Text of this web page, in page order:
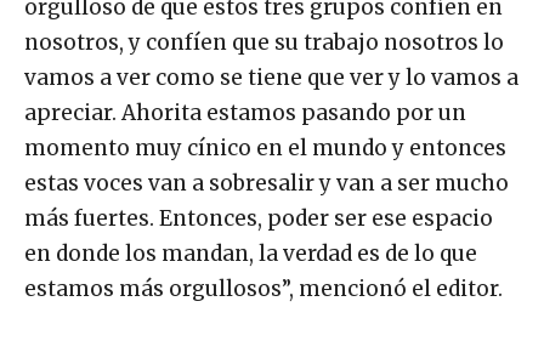
orgulloso de que estos tres grupos confíen en
nosotros, y confíen que su trabajo nosotros lo
vamos a ver como se tiene que ver y lo vamos a
apreciar. Ahorita estamos pasando por un
momento muy cínico en el mundo y entonces
estas voces van a sobresalir y van a ser mucho
más fuertes. Entonces, poder ser ese espacio
en donde los mandan, la verdad es de lo que
estamos más orgullosos”, mencionó el editor.